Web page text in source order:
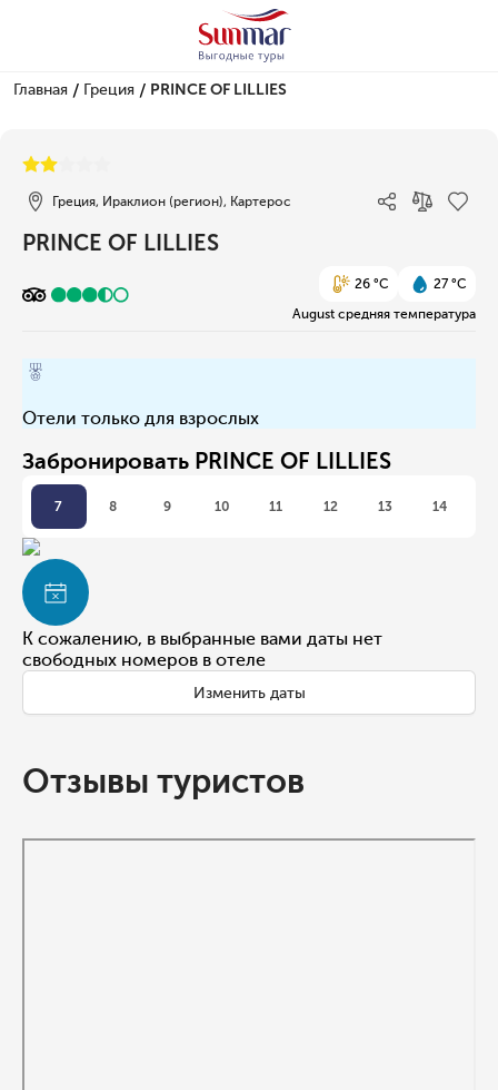
Главная / Греция / PRINCE OF LILLIES
Греция, Ираклион (регион), Картерос
PRINCE OF LILLIES
26 °C
27 °C
August средняя температура
Отели только для взрослых
Забронировать PRINCE OF LILLIES
7 8 9 10 11 12 13 14
К сожалению, в выбранные вами даты нет
свободных номеров в отеле
Изменить даты
Отзывы туристов